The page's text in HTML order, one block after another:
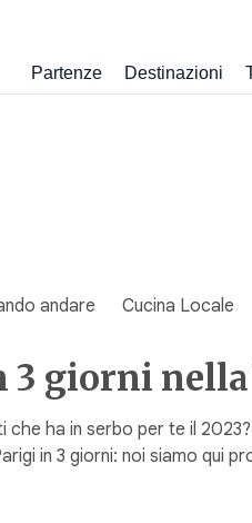
Partenze Destinazioni
andare Cucina Locale
3 giorni
che ha in serbo per te il
in 3 giorni: noi siamo qui